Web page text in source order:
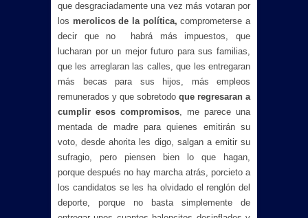
que desgraciadamente una vez más votaran por
los merolicos de la política, comprometerse a
decir que no habrá más impuestos, que
lucharan por un mejor futuro para sus familias,
que les arreglaran las calles, que les entregaran
más becas para sus hijos, más empleos
remunerados y que sobretodo que regresaran a
cumplir esos compromisos, me parece una
mentada de madre para quienes emitirán su
voto, desde ahorita les digo, salgan a emitir su
sufragio, pero piensen bien lo que hagan,
porque después no hay marcha atrás, porcieto a
los candidatos se les ha olvidado el renglón del
deporte, porque no basta simplemente de